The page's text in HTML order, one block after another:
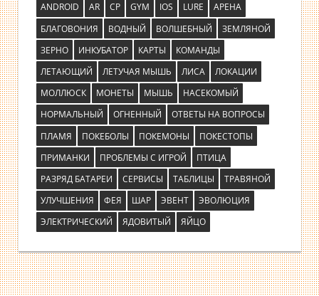
ANDROID AR CP GYM IOS LURE
АРЕНА
БЛАГОВОНИЯ
ВОДНЫЙ ВОЛШЕБНЫЙ
ЗЕМЛЯНОЙ
ЗЕРНО
ИНКУБАТОР КАРТЫ
КОМАНДЫ
ЛЕТАЮЩИЙ
ЛЕТУЧАЯ МЫШЬ ЛИСА
ЛОКАЦИИ
МОЛЛЮСК
МОНЕТЫ МЫШЬ
НАСЕКОМЫЙ
НОРМАЛЬНЫЙ
ОГНЕННЫЙ
ОТВЕТЫ НА ВОПРОСЫ
ПЛАМЯ
ПОКЕБОЛЫ ПОКЕМОНЫ
ПОКЕСТОПЫ
ПРИМАНКИ
ПРОБЛЕМЫ С ИГРОЙ
ПТИЦА
РАЗРЯД БАТАРЕИ
СЕРВИСЫ ТАБЛИЦЫ
ТРАВЯНОЙ
УЛУЧШЕНИЯ
ФЕЯ ШАР ЭВЕНТ
ЭВОЛЮЦИЯ
ЭЛЕКТРИЧЕСКИЙ
ЯДОВИТЫЙ ЯЙЦО